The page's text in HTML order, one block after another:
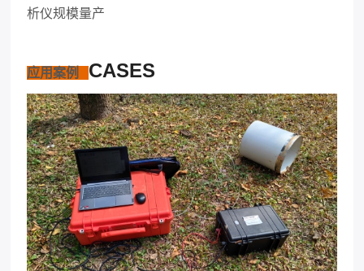
析仪规模量产
应用案例 CASES